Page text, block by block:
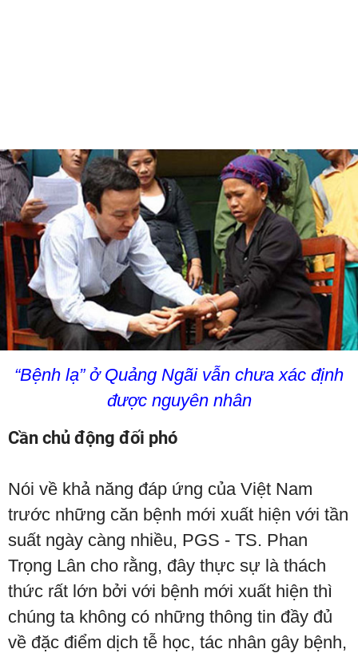
“Bệnh lạ” ở Quảng Ngãi vẫn chưa xác định
được nguyên nhân
Cần chủ động đối phó
Nói về khả năng đáp ứng của Việt Nam
trước những căn bệnh mới xuất hiện với tần
suất ngày càng nhiều, PGS - TS. Phan
Trọng Lân cho rằng, đây thực sự là thách
thức rất lớn bởi với bệnh mới xuất hiện thì
chúng ta không có những thông tin đầy đủ
về đặc điểm dịch tễ học, tác nhân gây bệnh,